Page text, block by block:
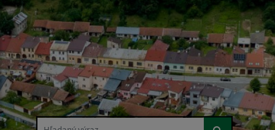
Hľadaný výraz...